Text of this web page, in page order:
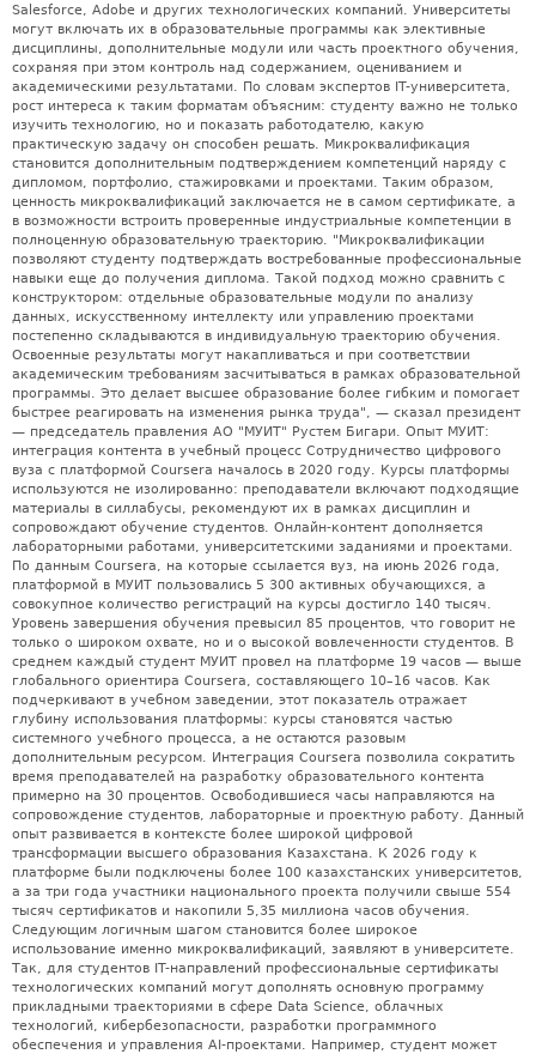
Salesforce, Adobe и других технологических компаний. Университеты
могут включать их в образовательные программы как элективные
дисциплины, дополнительные модули или часть проектного обучения,
сохраняя при этом контроль над содержанием, оцениванием и
академическими результатами. По словам экспертов IT-университета,
рост интереса к таким форматам объясним: студенту важно не только
изучить технологию, но и показать работодателю, какую
практическую задачу он способен решать. Микроквалификация
становится дополнительным подтверждением компетенций наряду с
дипломом, портфолио, стажировками и проектами. Таким образом,
ценность микроквалификаций заключается не в самом сертификате, а
в возможности встроить проверенные индустриальные компетенции в
полноценную образовательную траекторию. "Микроквалификации
позволяют студенту подтверждать востребованные профессиональные
навыки еще до получения диплома. Такой подход можно сравнить с
конструктором: отдельные образовательные модули по анализу
данных, искусственному интеллекту или управлению проектами
постепенно складываются в индивидуальную траекторию обучения.
Освоенные результаты могут накапливаться и при соответствии
академическим требованиям засчитываться в рамках образовательной
программы. Это делает высшее образование более гибким и помогает
быстрее реагировать на изменения рынка труда", — сказал президент
— председатель правления АО "МУИТ" Рустем Бигари. Опыт МУИТ:
интеграция контента в учебный процесс Сотрудничество цифрового
вуза с платформой Coursera началось в 2020 году. Курсы платформы
используются не изолированно: преподаватели включают подходящие
материалы в силлабусы, рекомендуют их в рамках дисциплин и
сопровождают обучение студентов. Онлайн-контент дополняется
лабораторными работами, университетскими заданиями и проектами.
По данным Coursera, на которые ссылается вуз, на июнь 2026 года,
платформой в МУИТ пользовались 5 300 активных обучающихся, а
совокупное количество регистраций на курсы достигло 140 тысяч.
Уровень завершения обучения превысил 85 процентов, что говорит не
только о широком охвате, но и о высокой вовлеченности студентов. В
среднем каждый студент МУИТ провел на платформе 19 часов — выше
глобального ориентира Coursera, составляющего 10–16 часов. Как
подчеркивают в учебном заведении, этот показатель отражает
глубину использования платформы: курсы становятся частью
системного учебного процесса, а не остаются разовым
дополнительным ресурсом. Интеграция Coursera позволила сократить
время преподавателей на разработку образовательного контента
примерно на 30 процентов. Освободившиеся часы направляются на
сопровождение студентов, лабораторные и проектную работу. Данный
опыт развивается в контексте более широкой цифровой
трансформации высшего образования Казахстана. К 2026 году к
платформе были подключены более 100 казахстанских университетов,
а за три года участники национального проекта получили свыше 554
тысяч сертификатов и накопили 5,35 миллиона часов обучения.
Следующим логичным шагом становится более широкое
использование именно микроквалификаций, заявляют в университете.
Так, для студентов IT-направлений профессиональные сертификаты
технологических компаний могут дополнять основную программу
прикладными траекториями в сфере Data Science, облачных
технологий, кибербезопасности, разработки программного
обеспечения и управления AI-проектами. Например, студент может